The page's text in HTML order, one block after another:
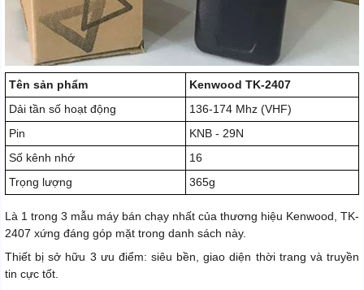
Tên sản phẩm
Kenwood TK-2407
Dải tần số hoạt động
136-174 Mhz (VHF)
Pin
KNB - 29N
Số kênh nhớ
16
Trọng lượng
365g
Là 1 trong 3 mẫu máy bán chạy nhất của thương hiệu Kenwood, TK-
2407 xứng đáng góp mặt trong danh sách này.
Thiết bị sở hữu 3 ưu điểm: siêu bền, giao diện thời trang và truyền
tin cực tốt.